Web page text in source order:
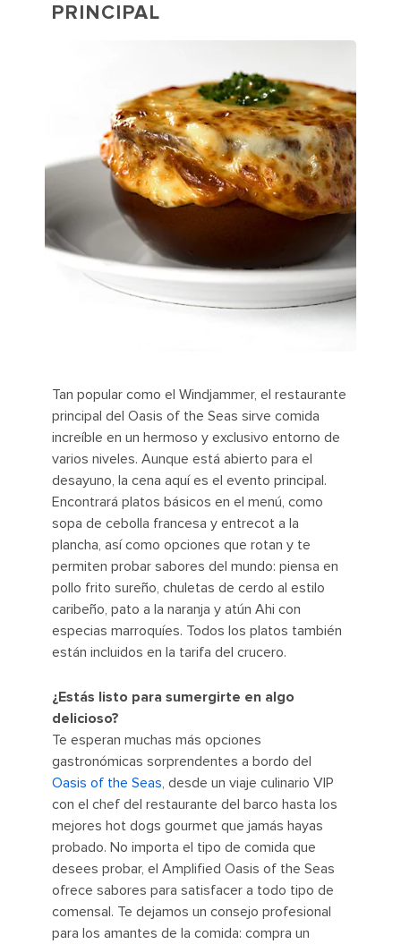
PRINCIPAL
Tan popular como el Windjammer, el restaurante
principal del Oasis of the Seas sirve comida
increíble en un hermoso y exclusivo entorno de
varios niveles. Aunque está abierto para el
desayuno, la cena aquí es el evento principal.
Encontrará platos básicos en el menú, como
sopa de cebolla francesa y entrecot a la
plancha, así como opciones que rotan y te
permiten probar sabores del mundo: piensa en
pollo frito sureño, chuletas de cerdo al estilo
caribeño, pato a la naranja y atún Ahi con
especias marroquíes. Todos los platos también
están incluidos en la tarifa del crucero.
¿Estás listo para sumergirte en algo
delicioso?
Te esperan muchas más opciones
gastronómicas sorprendentes a bordo del
Oasis of the Seas, desde un viaje culinario VIP
con el chef del restaurante del barco hasta los
mejores hot dogs gourmet que jamás hayas
probado. No importa el tipo de comida que
desees probar, el Amplified Oasis of the Seas
ofrece sabores para satisfacer a todo tipo de
comensal. Te dejamos un consejo profesional
para los amantes de la comida: compra un